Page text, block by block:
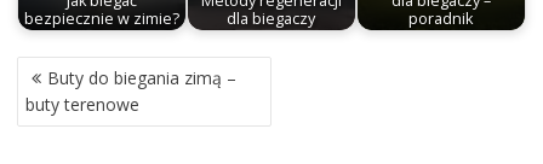
bezpiecznie w zimie?
dla biegaczy
poradnik
NAWIGACJA
WPISU
Buty do biegania zimą –
buty terenowe